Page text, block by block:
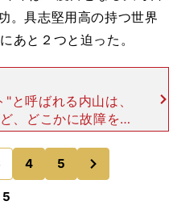
。具志堅用高の持つ世界
あと２つと迫った。
と呼ばれる内山は、
、どこかに故障を抱
が、昨年の大晦日の
ングに上がり、挑戦
フ4 5
へ